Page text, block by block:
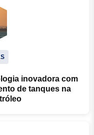
inovadora com
de tanques na